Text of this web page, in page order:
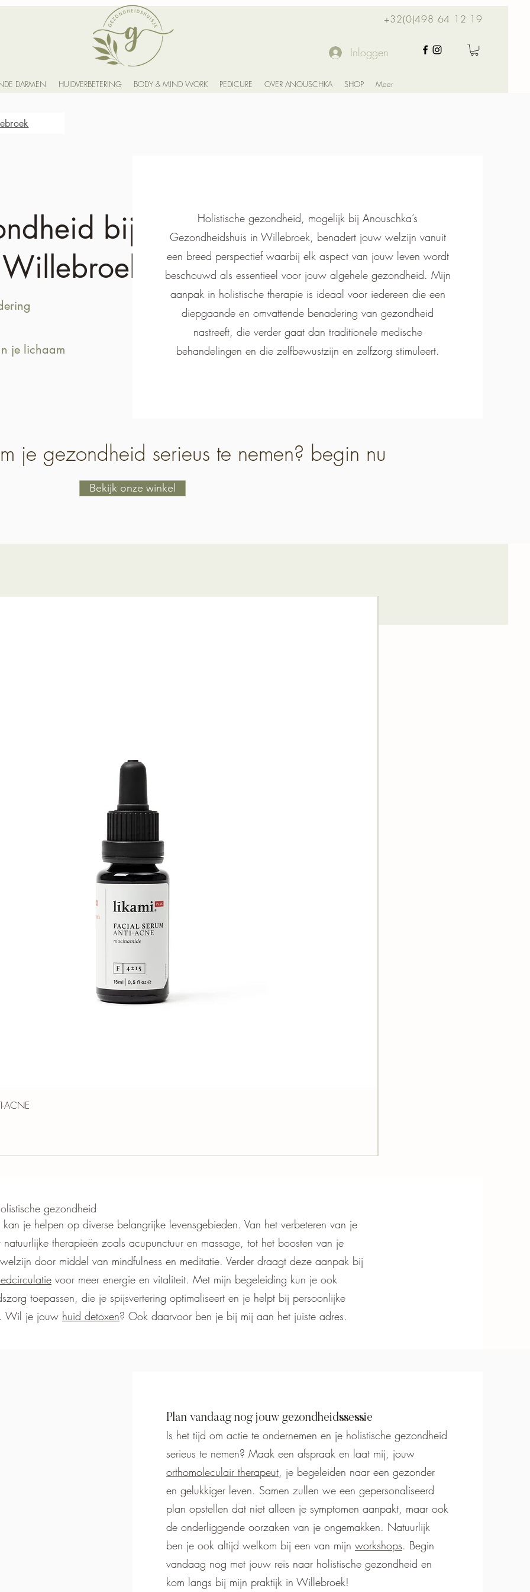
+32(0)498 64 12 19
Inloggen
DARMEN HUIDVERBETERING BODY & MIND WORK PEDICURE OVER ANOUSCHKA SHOP Meer
bij
je lichaam
Holistische gezondheid, mogelijk bij Anouschka’s
Gezondheidshuis in Willebroek, benadert jouw welzijn vanuit
een breed perspectief waarbij elk aspect van jouw leven wordt
beschouwd als essentieel voor jouw algehele gezondheid. Mijn
aanpak in holistische therapie is ideaal voor iedereen die een
diepgaande en omvattende benadering van gezondheid
nastreeft, die verder gaat dan traditionele medische
behandelingen en die zelfbewustzijn en zelfzorg stimuleert.
je gezondheid serieus te nemen? begin nu
Bekijk onze winkel
ACNE
gezondheid
je helpen op diverse belangrijke levensgebieden. Van het verbeteren van je
therapieën zoals acupunctuur en massage, tot het boosten van je
door middel van mindfulness en meditatie. Verder draagt deze aanpak bij
voor meer energie en vitaliteit. Met mijn begeleiding kun je ook
toepassen, die je spijsvertering optimaliseert en je helpt bij persoonlijke
Wil je jouw huid detoxen? Ook daarvoor ben je bij mij aan het juiste adres.
Plan vandaag nog jouw gezondheidssessie
Is het tijd om actie te ondernemen en je holistische gezondheid
serieus te nemen? Maak een afspraak en laat mij, jouw
orthomoleculair therapeut, je begeleiden naar een gezonder
en gelukkiger leven. Samen zullen we een gepersonaliseerd
plan opstellen dat niet alleen je symptomen aanpakt, maar ook
de onderliggende oorzaken van je ongemakken. Natuurlijk
ben je ook altijd welkom bij een van mijn workshops. Begin
vandaag nog met jouw reis naar holistische gezondheid en
kom langs bij mijn praktijk in Willebroek!